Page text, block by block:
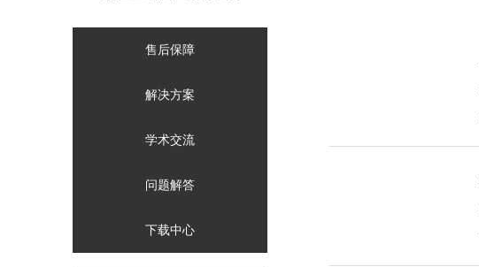
售后保障
解决方案
学术交流
问题解答
下载中心